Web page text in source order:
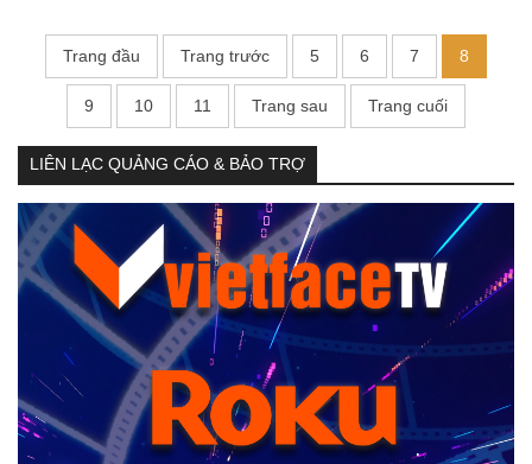
Trang đầu Trang trước 5 6 7 8
9 10 11 Trang sau Trang cuối
LIÊN LẠC QUẢNG CÁO & BẢO TRỢ